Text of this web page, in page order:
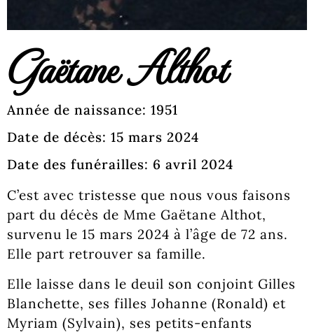
Gaëtane Althot
Année de naissance: 1951
Date de décès: 15 mars 2024
Date des funérailles: 6 avril 2024
C’est avec tristesse que nous vous faisons
part du décès de Mme Gaëtane Althot,
survenu le 15 mars 2024 à l’âge de 72 ans.
Elle part retrouver sa famille.
Elle laisse dans le deuil son conjoint Gilles
Blanchette, ses filles Johanne (Ronald) et
Myriam (Sylvain), ses petits-enfants